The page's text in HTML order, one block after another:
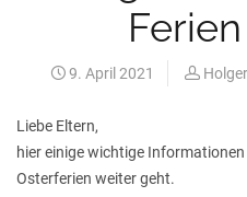
9. April 2021
Liebe Eltern,
hier einige wichtige
Osterferien weiter geht.